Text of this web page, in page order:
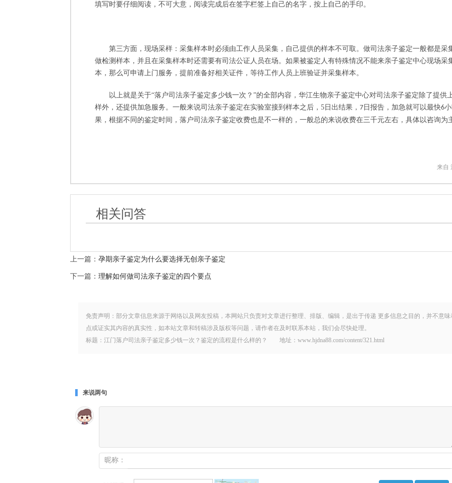
填写时要仔细阅读，不可大意，阅读完成后在签字栏签上自己的名字，按上自己的手印。
第三方面，现场采样：采集样本时必须由工作人员采集，自己提供的样本不可取。做司法亲子鉴定一般都是采
做检测样本，并且在采集样本时还需要有司法公证人员在场。如果被鉴定人有特殊情况不能来亲子鉴定中心现场采
本，那么可申请上门服务，提前准备好相关证件，等待工作人员上班验证并采集样本。
以上就是关于“落户司法亲子鉴定多少钱一次？”的全部内容， 华江生物亲子鉴定中心对司法亲子鉴定除了提供
样外，还提供加急服务。一般来说司法亲子鉴定在实验室接到样本之后， 5 日出结果， 7 日报告，加急就可以最快6
果，根据不同的鉴定时间，落户司法亲子鉴定收费也是不一样的，一般总的来说收费在三千元左右，具体以咨询为
来自
相关问答
上一篇： 孕期亲子鉴定为什么要选择无创亲子鉴定
下一篇： 理解如何做司法亲子鉴定的四个要点
免责声明：部分文章信息来源于网络以及网友投稿，本网站只负责对文章进行整理、排版、编辑，是出于传递 更多信息之目的，并不意
点或证实其内容的真实性，如本站文章和转稿涉及版权等问题，请作者在及时联系本站，我们会尽快处理。
标题：江门落户司法亲子鉴定多少钱一次？鉴定的流程是什么样的？ 地址：www.hjdna88.com/content/321.html
来说两句
昵称：